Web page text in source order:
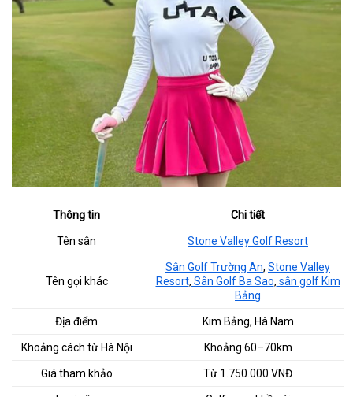
Thông tin Chi tiết
Tên sân Stone Valley Golf Resort
Tên gọi khác
Sân Golf Trường An, Stone Valley
Resort, Sân Golf Ba Sao, sân golf Kim
Bảng
Địa điểm Kim Bảng, Hà Nam
Khoảng cách từ Hà Nội Khoảng 60–70km
Giá tham khảo Từ 1.750.000 VNĐ